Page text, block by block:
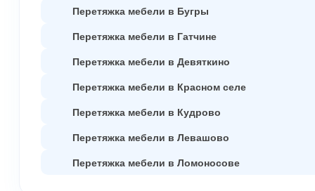
Перетяжка мебели в Бугры
Перетяжка мебели в Гатчине
Перетяжка мебели в Девяткино
Перетяжка мебели в Красном селе
Перетяжка мебели в Кудрово
Перетяжка мебели в Левашово
Перетяжка мебели в Ломоносове